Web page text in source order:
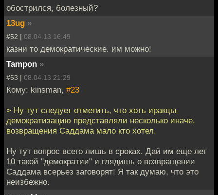
обострился, болезный?
13ug »
#52 | 08.04.13 16:49
казни то демократические. им можно!
Tampon »
#53 | 08.04.13 21:29
Кому: kinsman, #23
> Ну тут следует отметить, что хоть иракцы
демократизацию представляли несколько иначе,
возвращения Саддама мало кто хотел.
Ну тут вопрос всего лишь в сроках. Дай им еще лет
10 такой "демократии" и глядишь о возвращении
Саддама всерьез заговорят! Я так думаю, что это
неизбежно.